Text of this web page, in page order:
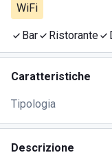
WiFi
Bar Ristorante
Caratteristiche
Tipologia
Descrizione